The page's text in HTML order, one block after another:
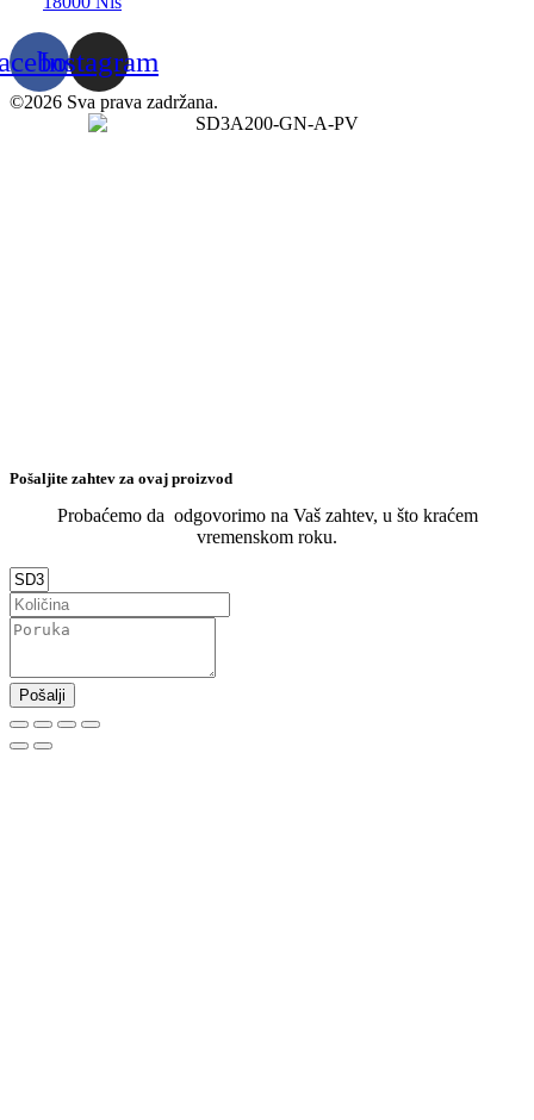
Instagram
©2026 Sva prava zadržana.
Pošaljite zahtev za ovaj proizvod
Probaćemo da odgovorimo na Vaš zahtev, u što kraćem
vremenskom roku.
Pošalji